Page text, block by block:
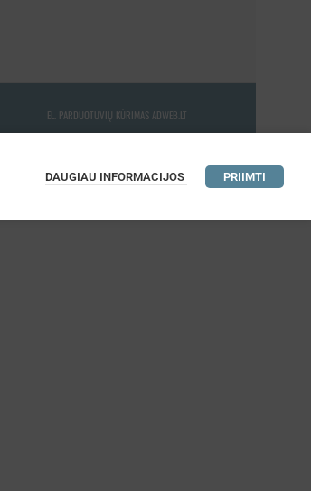
EL. PARDUOTUVIŲ KŪRIMAS ADWEB.LT
DAUGIAU INFORMACIJOS PRIIMTI